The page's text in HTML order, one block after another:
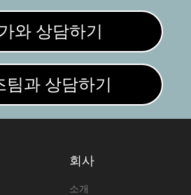
와 상담하기
팀과 상담하기
회사
소개